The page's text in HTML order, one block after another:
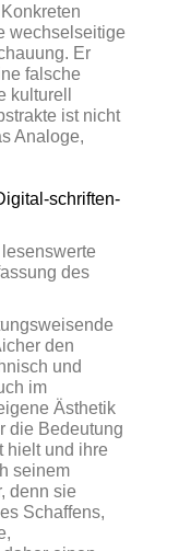
wechselseitige
Er
falsche
kulturell
ist nicht
Analoge,
schriften-
des
den
und
im
Ästhetik
die Bedeutung
hielt und ihre
seinem
denn sie
Schaffens,